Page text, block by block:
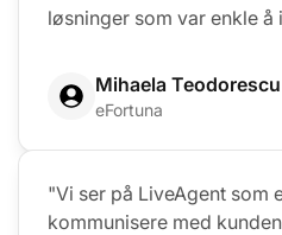
løsninger som var enkle å
Mihaela Teodorescu
eFortuna
"Vi ser på LiveAgent som
kommunisere med